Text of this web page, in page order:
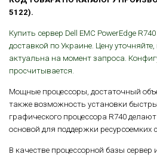
5122).
Купить сервер Dell EMC PowerEdge R740
доставкой по Украине. Цену
актуальна на момент запроса.
просчитывается.
Мощные процессоры, достаточный
также возможность установки
графического процессора R740
основой для поддержки ресурсоемких
В качестве процессорной базы сервер